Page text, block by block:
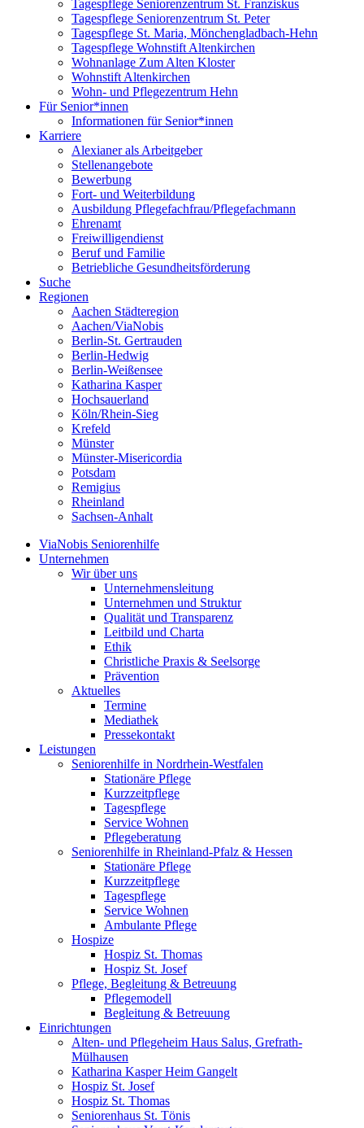
Tagespflege Seniorenzentrum St. Franziskus
Tagespflege Seniorenzentrum St. Peter
Tagespflege St. Maria, Mönchengladbach-Hehn
Tagespflege Wohnstift Altenkirchen
Wohnanlage Zum Alten Kloster
Wohnstift Altenkirchen
Wohn- und Pflegezentrum Hehn
Für Senior*innen
Informationen für Senior*innen
Karriere
Alexianer als Arbeitgeber
Stellenangebote
Bewerbung
Fort- und Weiterbildung
Ausbildung Pflegefachfrau/Pflegefachmann
Ehrenamt
Freiwilligendienst
Beruf und Familie
Betriebliche Gesundheitsförderung
Suche
Regionen
Aachen Städteregion
Aachen/ViaNobis
Berlin-St. Gertrauden
Berlin-Hedwig
Berlin-Weißensee
Katharina Kasper
Hochsauerland
Köln/Rhein-Sieg
Krefeld
Münster
Münster-Misericordia
Potsdam
Remigius
Rheinland
Sachsen-Anhalt
ViaNobis Seniorenhilfe
Unternehmen
Wir über uns
Unternehmensleitung
Unternehmen und Struktur
Qualität und Transparenz
Leitbild und Charta
Ethik
Christliche Praxis & Seelsorge
Prävention
Aktuelles
Termine
Mediathek
Pressekontakt
Leistungen
Seniorenhilfe in Nordrhein-Westfalen
Stationäre Pflege
Kurzzeitpflege
Tagespflege
Service Wohnen
Pflegeberatung
Seniorenhilfe in Rheinland-Pfalz & Hessen
Stationäre Pflege
Kurzzeitpflege
Tagespflege
Service Wohnen
Ambulante Pflege
Hospize
Hospiz St. Thomas
Hospiz St. Josef
Pflege, Begleitung & Betreuung
Pflegemodell
Begleitung & Betreuung
Einrichtungen
Alten- und Pflegeheim Haus Salus, Grefrath-
Mülhausen
Katharina Kasper Heim Gangelt
Hospiz St. Josef
Hospiz St. Thomas
Seniorenhaus St. Tönis